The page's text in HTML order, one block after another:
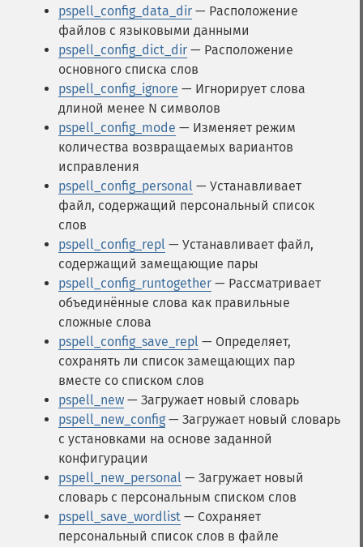
pspell_config_data_dir — Расположение
файлов с языковыми данными
pspell_config_dict_dir — Расположение
основного списка слов
pspell_config_ignore — Игнорирует слова
длиной менее N символов
pspell_config_mode — Изменяет режим
количества возвращаемых вариантов
исправления
pspell_config_personal — Устанавливает
файл, содержащий персональный список
слов
pspell_config_repl — Устанавливает файл,
содержащий замещающие пары
pspell_config_runtogether — Рассматривает
объединённые слова как правильные
сложные слова
pspell_config_save_repl — Определяет,
сохранять ли список замещающих пар
вместе со списком слов
pspell_new — Загружает новый словарь
pspell_new_config — Загружает новый словарь
с установками на основе заданной
конфигурации
pspell_new_personal — Загружает новый
словарь с персональным списком слов
pspell_save_wordlist — Сохраняет
персональный список слов в файле